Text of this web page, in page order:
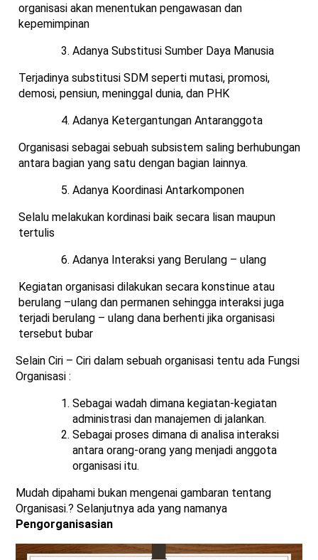
organisasi akan menentukan pengawasan dan
kepemimpinan
Adanya Substitusi Sumber Daya Manusia
Terjadinya substitusi SDM seperti mutasi, promosi,
demosi, pensiun, meninggal dunia, dan PHK
Adanya Ketergantungan Antaranggota
Organisasi sebagai sebuah subsistem saling berhubungan
antara bagian yang satu dengan bagian lainnya.
Adanya Koordinasi Antarkomponen
Selalu melakukan kordinasi baik secara lisan maupun
tertulis
Adanya Interaksi yang Berulang – ulang
Kegiatan organisasi dilakukan secara konstinue atau
berulang –ulang dan permanen sehingga interaksi juga
terjadi berulang – ulang dana berhenti jika organisasi
tersebut bubar
Selain Ciri – Ciri dalam sebuah organisasi tentu ada Fungsi
Organisasi :
Sebagai wadah dimana kegiatan-kegiatan
administrasi dan manajemen di jalankan.
Sebagai proses dimana di analisa interaksi
antara orang-orang yang menjadi anggota
organisasi itu.
Mudah dipahami bukan mengenai gambaran tentang
Organisasi.? Selanjutnya ada yang namanya
Pengorganisasian